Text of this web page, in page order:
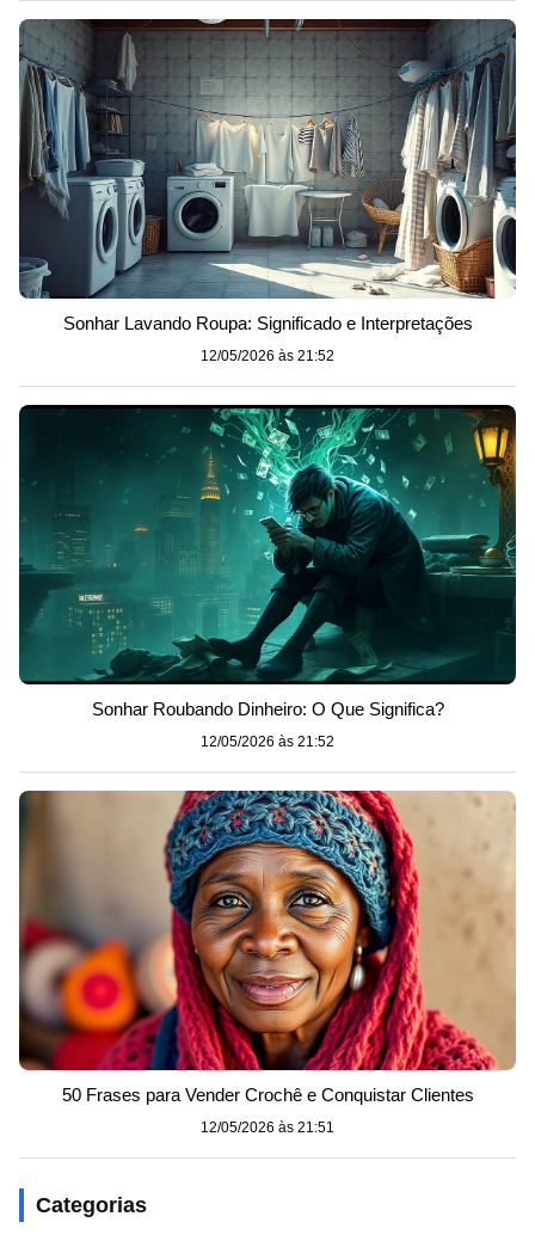
Sonhar Lavando Roupa: Significado e Interpretações
12/05/2026 às 21:52
Sonhar Roubando Dinheiro: O Que Significa?
12/05/2026 às 21:52
50 Frases para Vender Crochê e Conquistar Clientes
12/05/2026 às 21:51
Categorias